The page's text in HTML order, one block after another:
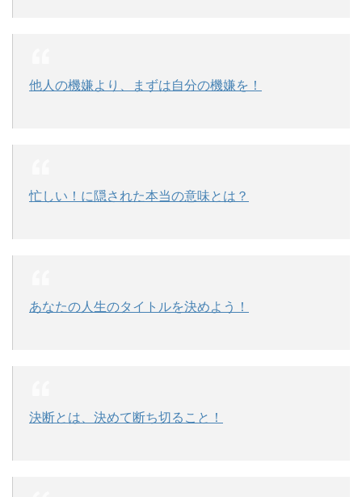
他人の機嫌より、まずは自分の機嫌を！
忙しい！に隠された本当の意味とは？
あなたの人生のタイトルを決めよう！
決断とは、決めて断ち切ること！